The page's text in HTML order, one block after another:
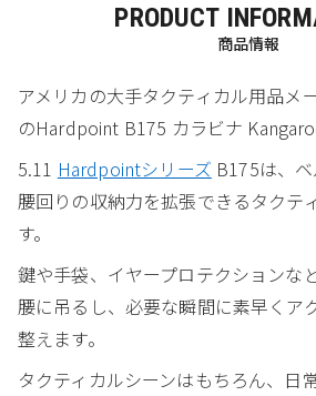
PRODUCT
商品情報
アメリカの大手タクティカル用品メ
のHardpoint B175 カラビナ
5.11 Hardpointシリーズ B175は、
腰回りの収納力を拡張できるタクテ
す。
鍵や手袋、イヤープロテクションな
腰に吊るし、必要な瞬間に素早くア
整えます。
タクティカルシーンはもちろん、日